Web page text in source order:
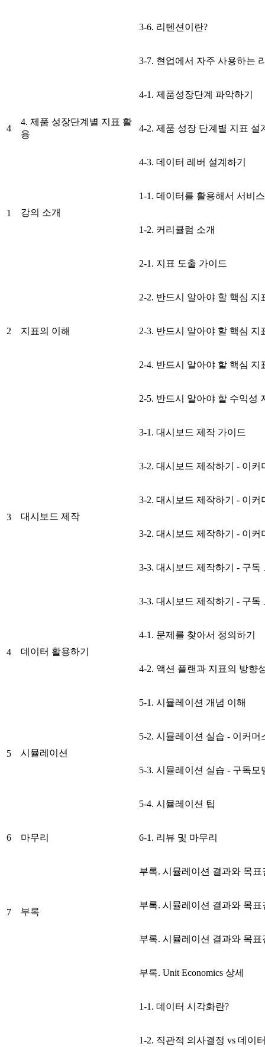
3-6. 리텐션이란?
3-7. 현업에서 자주 사용하는
4
4. 제품 성장단계별 지표 활
용
4-1. 제품성장단계 파악하기
4-2. 제품 성장 단계별 지표 설
4-3. 데이터 레버 설계하기
1 강의 소개
1-1. 데이터를 활용해서 서비
1-2. 커리큘럼 소개
2 지표의 이해
2-1. 지표 도출 가이드
2-2. 반드시 알아야 할 핵심 지
2-3. 반드시 알아야 할 핵심 지
2-4. 반드시 알아야 할 핵심 지
2-5. 반드시 알아야 할 수익성
3 대시보드 제작
3-1. 대시보드 제작 가이드
3-2. 대시보드 제작하기 - 이커
3-2. 대시보드 제작하기 - 이커
3-2. 대시보드 제작하기 - 이커
3-3. 대시보드 제작하기 - 구독
3-3. 대시보드 제작하기 - 구독
4 데이터 활용하기
4-1. 문제를 찾아서 정의하기
4-2. 액션 플랜과 지표의 방향
5 시뮬레이션
5-1. 시뮬레이션 개념 이해
5-2. 시뮬레이션 실습 - 이커머
5-3. 시뮬레이션 실습 - 구독모
5-4. 시뮬레이션 팁
6 마무리 6-1. 리뷰 및 마무리
7 부록
부록. 시뮬레이션 결과와 목표
부록. 시뮬레이션 결과와 목
부록. 시뮬레이션 결과와 목
부록. Unit Economics 상세
1-1. 데이터 시각화란?
1-2. 직관적 의사결정 vs 데이